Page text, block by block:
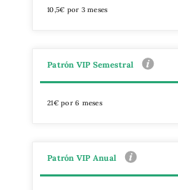
10,5€ por 3 meses
Patrón VIP Semestral
21€ por 6 meses
Patrón VIP Anual